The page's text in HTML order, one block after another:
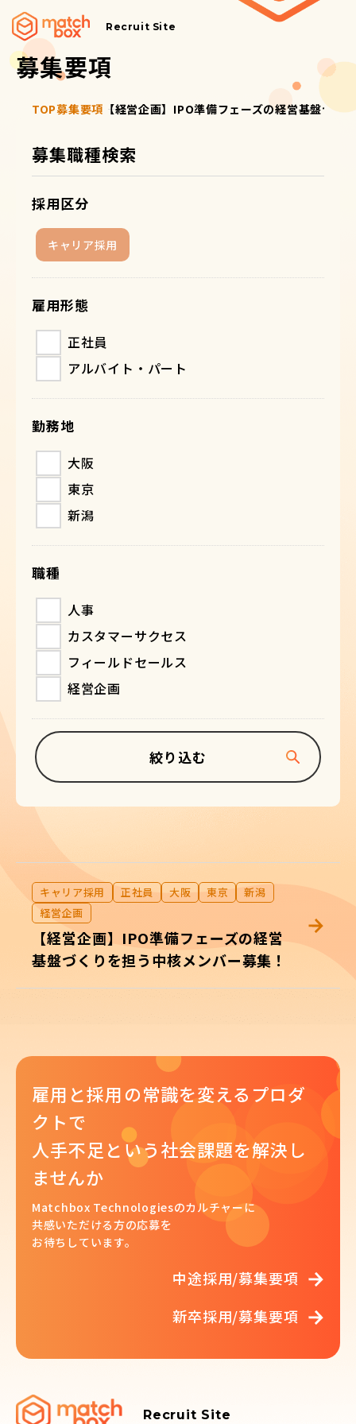
Recruit Site
募集要項
TOP募集要項 【経営企画】IPO準備フェーズの経営基盤づく
募集職種検索
採用区分
キャリア採用
雇用形態
正社員
アルバイト・パート
勤務地
大阪
東京
新潟
職種
人事
カスタマーサクセス
フィールドセールス
経営企画
絞り込む
キャリア採用 正社員 大阪 東京
新潟
経営企画
【経営企画】IPO準備フェーズの経営
基盤づくりを担う中核メンバー募集！
雇用と採用の常識を変えるプロダ
クトで
人手不足という社会課題を解決し
ませんか
Matchbox Technologiesのカルチャーに
共感いただける方の応募を
お待ちしています。
中途採用/募集要項
新卒採用/募集要項
Recruit Site